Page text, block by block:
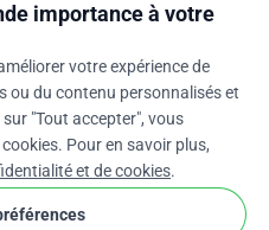
500+ avis
importance à votre
votre expérience de
ou du contenu personnalisés et
"Tout accepter", vous
Pour en savoir plus,
et de cookies.